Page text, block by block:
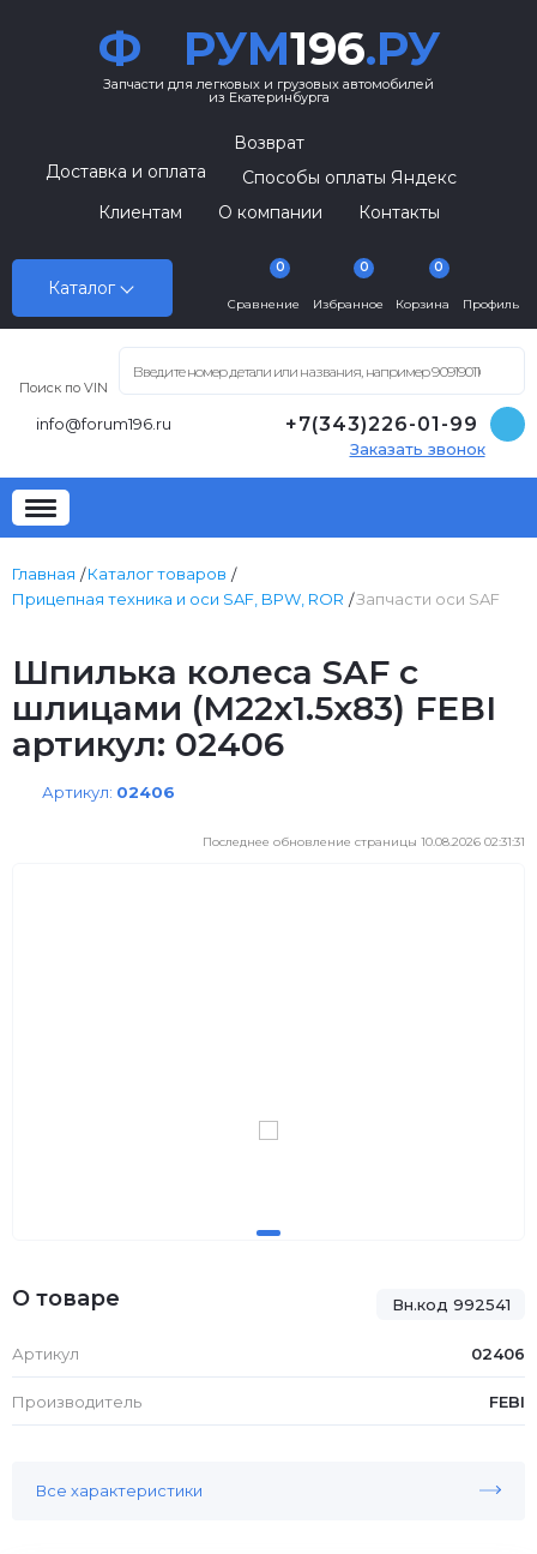
Ф РУМ196.РУ
Запчасти для легковых и грузовых автомобилей
из Екатеринбурга
Каталог
Возврат
Доставка и оплата
Способы оплаты Яндекс
Клиентам
О компании Контакты
Сравнение
0
Избранное
0
Корзина
0
Профиль
Поиск по VIN
info@forum196.ru +7(343)226-01-99
Заказать звонок
Главная
Каталог товаров
Прицепная техника и оси SAF, BPW, ROR
Запчасти оси SAF
Шпилька колеса SAF с
шлицами (M22х1.5х83) FEBI
артикул: 02406
Артикул: 02406
Последнее обновление страницы 10.08.2026 02:31:31
Вн.код 992541
О товаре
Артикул 02406
Производитель FEBI
Все характеристики